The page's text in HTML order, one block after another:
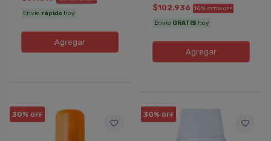
Envío rápido hoy
Agregar
$102.936 10% EXTRA OFF
Envío GRATIS hoy
Agregar
30% OFF 30% OFF